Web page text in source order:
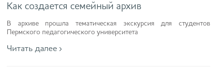
Как создается семейный архив
В архиве прошла тематическая экскурсия для студентов
Пермского педагогического университета
Читать далее ›